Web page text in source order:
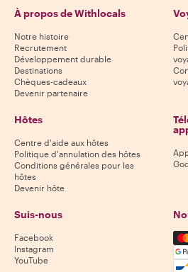
À propos de Withlocals
Notre histoire
Recrutement
Développement durable
Destinations
Chèques-cadeaux
Devenir partenaire
Hôtes
Centre d'aide aux hôtes
Politique d'annulation des hôtes
Conditions générales pour les
hôtes
Devenir hôte
Suis-nous
Facebook
Instagram
YouTube